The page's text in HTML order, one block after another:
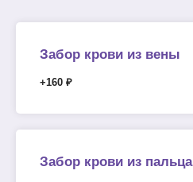
Забор крови из вены
+160 ₽
Забор крови из пальца